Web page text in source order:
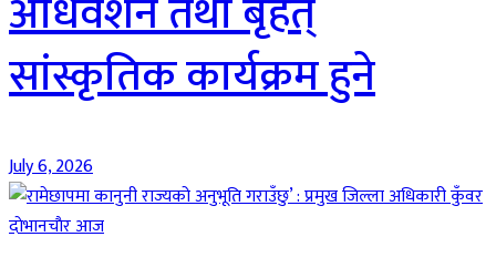
सांस्कृतिक कार्यक्रम हुने
July 6, 2026
दाेभानचाैर आज